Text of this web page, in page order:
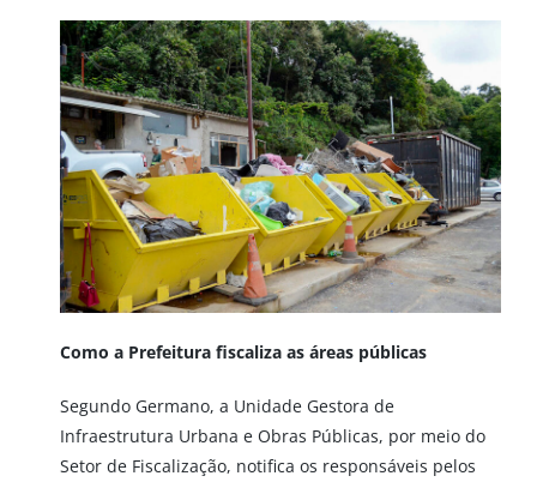
Como a Prefeitura fiscaliza as áreas públicas
Segundo Germano, a Unidade Gestora de
Infraestrutura Urbana e Obras Públicas, por meio do
Setor de Fiscalização, notifica os responsáveis pelos